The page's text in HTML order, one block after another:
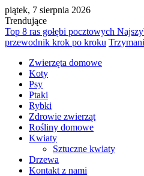
piątek, 7 sierpnia 2026
Trendujące
Top 8 ras gołębi pocztowych
przewodnik krok po kroku
Zwierzęta domowe
Koty
Psy
Ptaki
Rybki
Zdrowie zwierząt
Rośliny domowe
Kwiaty
Sztuczne kwiaty
Drzewa
Kontakt z nami